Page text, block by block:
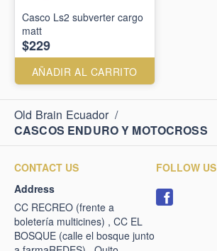
Casco Ls2 subverter cargo
matt
$229
AÑADIR AL CARRITO
Old Brain Ecuador /
CASCOS ENDURO Y MOTOCROSS
CONTACT US
Address
CC RECREO (frente a
boletería multicines) , CC EL
BOSQUE (calle el bosque junto
FOLLOW US